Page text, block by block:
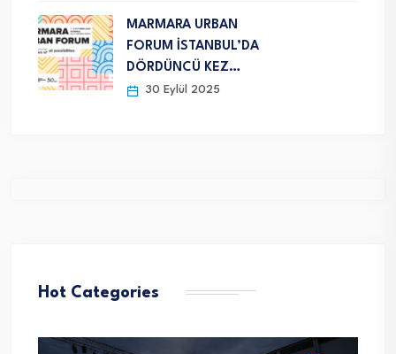
MARMARA URBAN
FORUM İSTANBUL’DA
DÖRDÜNCÜ KEZ…
30 Eylül 2025
Hot Categories